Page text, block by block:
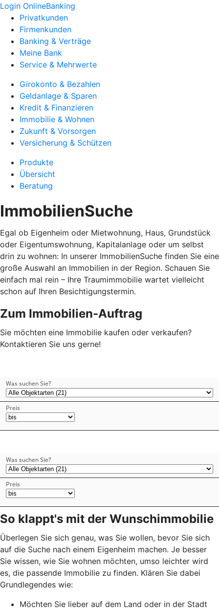
Login OnlineBanking
Privatkunden
Firmenkunden
Banking & Verträge
Meine Bank
Service & Mehrwerte
Girokonto & Bezahlen
Geldanlage & Sparen
Kredit & Finanzieren
Immobilie & Wohnen
Zukunft & Vorsorgen
Versicherung & Schützen
Produkte
Übersicht
Beratung
ImmobilienSuche
Egal ob Eigenheim oder Mietwohnung, Haus, Grundstück
oder Eigentumswohnung, Kapitalanlage oder um selbst
drin zu wohnen: In unserer ImmobilienSuche finden Sie eine
große Auswahl an Immobilien in der Region. Schauen Sie
einfach mal rein – Ihre Traumimmobilie wartet vielleicht
schon auf Ihren Besichtigungstermin.
Zum Immobilien-Auftrag
Sie möchten eine Immobilie kaufen oder verkaufen?
Kontaktieren Sie uns gerne!
So klappt's mit der Wunschimmobilie
Überlegen Sie sich genau, was Sie wollen, bevor Sie sich
auf die Suche nach einem Eigenheim machen. Je besser
Sie wissen, wie Sie wohnen möchten, umso leichter wird
es, die passende Immobilie zu finden. Klären Sie dabei
Grundlegendes wie:
Möchten Sie lieber auf dem Land oder in der Stadt